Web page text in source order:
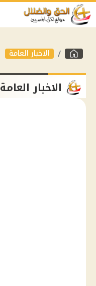
الاخبار العامة
الاخبار العامة